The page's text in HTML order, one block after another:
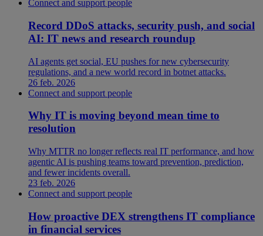
Connect and support people
Record DDoS attacks, security push, and social
AI: IT news and research roundup
AI agents get social, EU pushes for new cybersecurity
regulations, and a new world record in botnet attacks.
26 feb. 2026
Connect and support people
Why IT is moving beyond mean time to
resolution
Why MTTR no longer reflects real IT performance, and how
agentic AI is pushing teams toward prevention, prediction,
and fewer incidents overall.
23 feb. 2026
Connect and support people
How proactive DEX strengthens IT compliance
in financial services